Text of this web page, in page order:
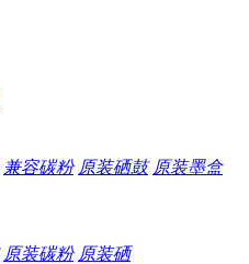
兼容碳粉 原装硒鼓 原装墨盒
原装碳粉 原装硒